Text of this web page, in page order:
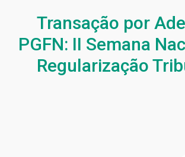
Transação por
PGFN: II Semana
Regularização